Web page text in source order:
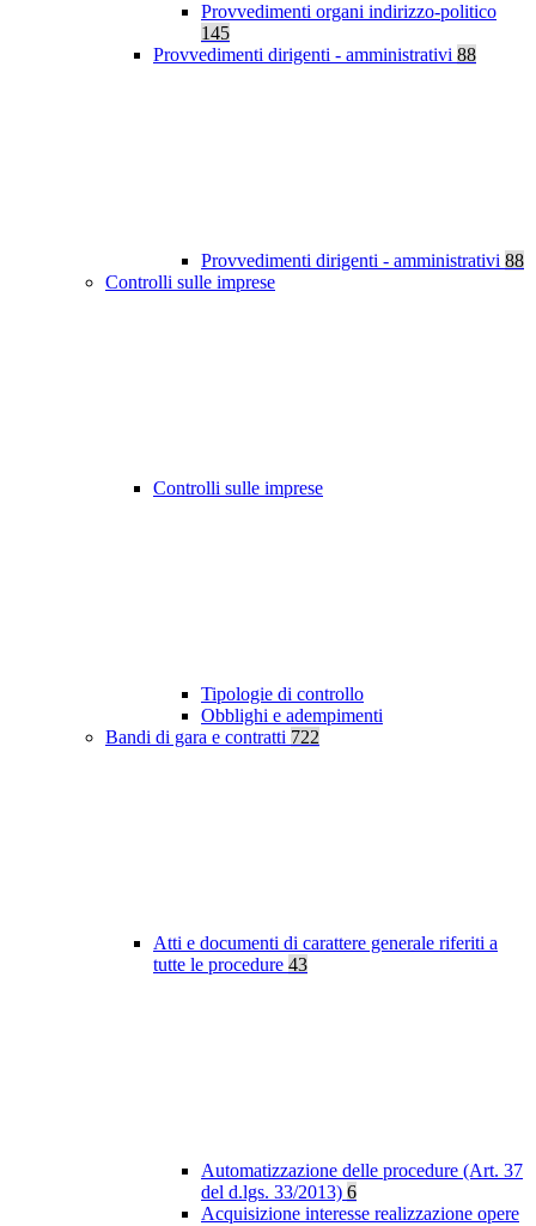
Provvedimenti organi indirizzo-politico
145
Provvedimenti dirigenti - amministrativi 88
Provvedimenti dirigenti - amministrativi 88
Controlli sulle imprese
Controlli sulle imprese
Tipologie di controllo
Obblighi e adempimenti
Bandi di gara e contratti 722
Atti e documenti di carattere generale riferiti a
tutte le procedure 43
Automatizzazione delle procedure (Art. 37
del d.lgs. 33/2013) 6
Acquisizione interesse realizzazione opere